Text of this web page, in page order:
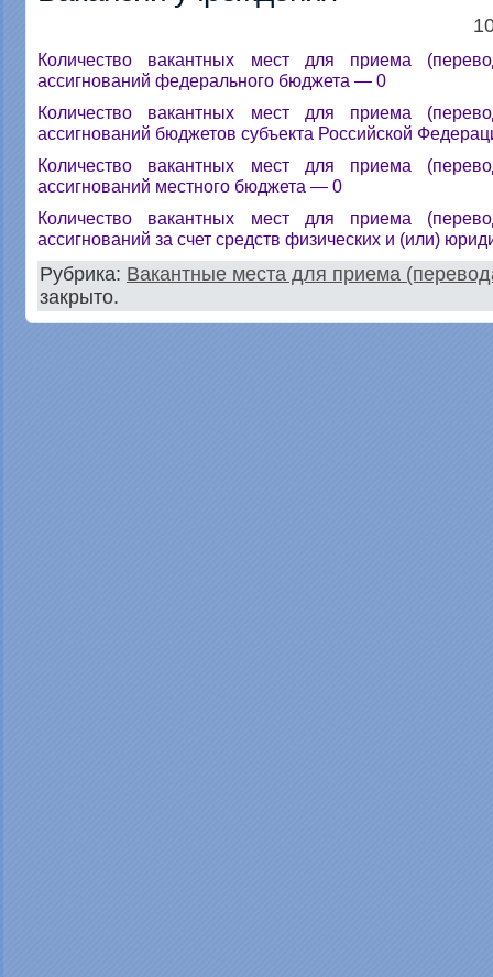
Количество вакантных мест для приема
ассигнований федерального бюджета — 0
Количество вакантных мест для приема
ассигнований бюджетов субъекта Российской
Количество вакантных мест для приема
ассигнований местного бюджета — 0
Количество вакантных мест для приема
ассигнований за счет средств физических и (или)
Рубрика: Вакантные места для приема
закрыто.